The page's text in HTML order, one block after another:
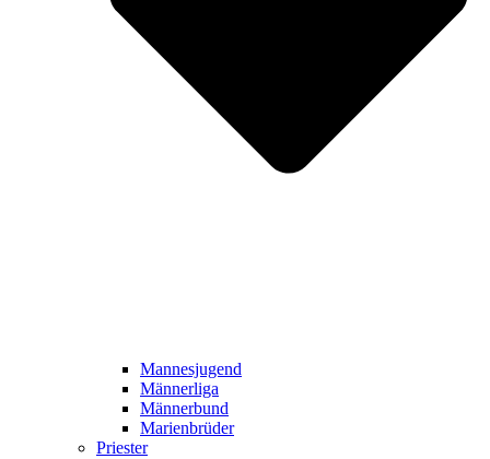
Mannesjugend
Männerliga
Männerbund
Marienbrüder
Priester